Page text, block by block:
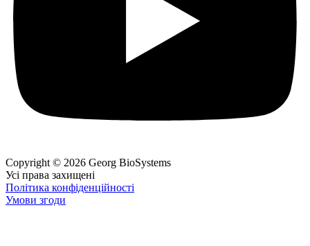
Copyright © 2026 Georg BioSystems
Усі права захищені
Політика конфіденційності
Умови згоди